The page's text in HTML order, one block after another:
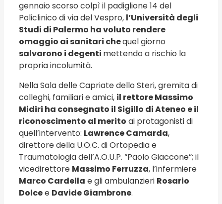
gennaio scorso colpì il padiglione 14 del
Policlinico di via del Vespro, l’Università degli
Studi di Palermo ha voluto rendere
omaggio ai sanitari chequel giorno
salvarono i degenti mettendo a rischio la
propria incolumità.
Nella Sala delle Capriate dello Steri, gremita di
colleghi, familiari e amici, il rettore Massimo
Midiri ha consegnato il Sigillo di Ateneo e il
riconoscimento al merito ai protagonisti di
quell’intervento: Lawrence Camarda,
direttore della U.O.C. di Ortopedia e
Traumatologia dell’A.O.U.P. “Paolo Giaccone”; il
vicedirettore Massimo Ferruzza, l’infermiere
Marco Cardella e gli ambulanzieri Rosario
Dolcee Davide Giambrone.